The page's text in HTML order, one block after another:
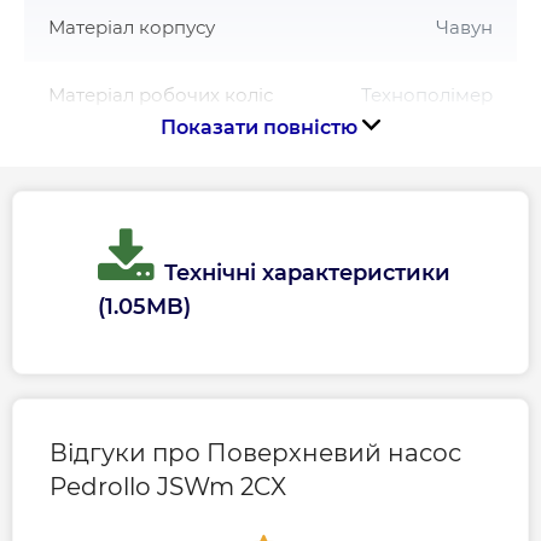
Матеріал корпусу Чавун
Матеріал робочих коліс Технополімер
Обмотка
Потужність, Вт
Країна виготовлення
Показати повністю
Технічні характеристики
(1.05MB)
Відгуки про Поверхневий насос
Pedrollo JSWm 2CX